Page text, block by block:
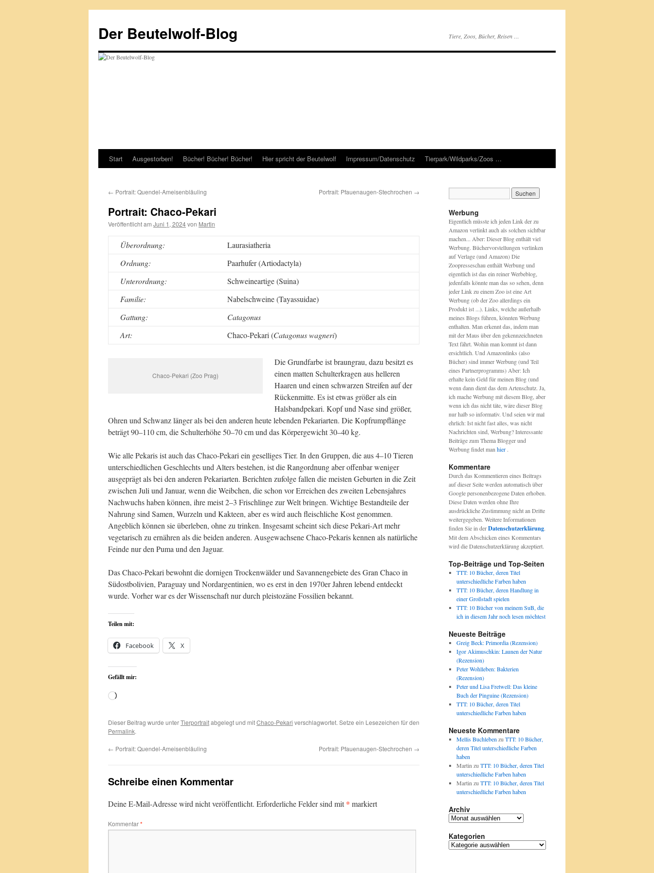
springen
Der Beutelwolf-Blog Tiere, Zoos, Bücher, Reisen …
Start Ausgestorben! Bücher! Bücher! Bücher! Hier spricht der Beutelwolf Impressum/Datenschutz Tierpark/Wildparks/Zoos …
← Portrait: Quendel-Ameisenbläuling Portrait: Pfauenaugen-Stechrochen →
Portrait: Chaco-Pekari
Veröffentlicht am Juni 1, 2024von Martin
Überordnung:
Laurasiatheria
Ordnung:
Paarhufer (Artiodactyla)
Unterordnung:
Schweineartige (Suina)
Familie:
Nabelschweine (Tayassuidae)
Gattung:
Catagonus
Art:
Chaco-Pekari (Catagonus wagneri)
Chaco-Pekari (Zoo Prag)
Die Grundfarbe ist braungrau, dazu besitzt es
einen matten Schulterkragen aus helleren
Haaren und einen schwarzen Streifen auf der
Rückenmitte. Es ist etwas größer als ein
Halsbandpekari. Kopf und Nase sind größer,
Ohren und Schwanz länger als bei den anderen heute lebenden Pekariarten. Die Kopfrumpflänge
beträgt 90–110 cm, die Schulterhöhe 50–70 cm und das Körpergewicht 30–40 kg.
Wie alle Pekaris ist auch das Chaco-Pekari ein geselliges Tier. In den Gruppen, die aus 4–10 Tieren
unterschiedlichen Geschlechts und Alters bestehen, ist die Rangordnung aber offenbar weniger
ausgeprägt als bei den anderen Pekariarten. Berichten zufolge fallen die meisten Geburten in die Zeit
zwischen Juli und Januar, wenn die Weibchen, die schon vor Erreichen des zweiten Lebensjahres
Nachwuchs haben können, ihre meist 2–3 Frischlinge zur Welt bringen. Wichtige Bestandteile der
Nahrung sind Samen, Wurzeln und Kakteen, aber es wird auch fleischliche Kost genommen.
Angeblich können sie überleben, ohne zu trinken. Insgesamt scheint sich diese Pekari-Art mehr
vegetarisch zu ernähren als die beiden anderen. Ausgewachsene Chaco-Pekaris kennen als natürliche
Feinde nur den Puma und den Jaguar.
Das Chaco-Pekari bewohnt die dornigen Trockenwälder und Savannengebiete des Gran Chaco in
Südostbolivien, Paraguay und Nordargentinien, wo es erst in den 1970er Jahren lebend entdeckt
wurde. Vorher war es der Wissenschaft nur durch pleistozäne Fossilien bekannt.
Teilen mit:
Facebook X
Gefällt mir:
Wird
Dieser Beitrag wurde unterTierportraitabgelegt und mitChaco-Pekari verschlagwortet. Setze ein Lesezeichen für den
Permalink.
← Portrait: Quendel-Ameisenbläuling Portrait: Pfauenaugen-Stechrochen →
Schreibe einen Kommentar
Deine E-Mail-Adresse wird nicht veröffentlicht. Erforderliche Felder sind mit* markiert
Kommentar*
Werbung
Eigentlich müsste ich jeden Link der zu
Amazon verlinkt auch als solchen sichtbar
machen... Aber: Dieser Blog enthält viel
Werbung. Büchervorstellungen verlinken
auf Verlage (und Amazon) Die
Zoopresseschau enthält Werbung und
eigentlich ist das ein reiner Werbeblog,
jedenfalls könnte man das so sehen, denn
jeder Link zu einem Zoo ist eine Art
Werbung (ob der Zoo allerdings ein
Produkt ist ...). Links, welche außerhalb
meines Blogs führen, könnten Werbung
enthalten. Man erkennt das, indem man
mit der Maus über den gekennzeichneten
Text fährt. Wohin man kommt ist dann
ersichtlich. Und Amazonlinks (also
Bücher) sind immer Werbung (und Teil
eines Partnerprogramms) Aber: Ich
erhalte kein Geld für meinen Blog (und
wenn dann dient das dem Artenschutz. Ja,
ich mache Werbung mit diesem Blog, aber
wenn ich das nicht täte, wäre dieser Blog
nur halb so informativ. Und seien wir mal
ehrlich: Ist nicht fast alles, was nicht
Nachrichten sind, Werbung? Interessante
Beiträge zum Thema Blogger und
Werbung findet man hier .
Kommentare
Durch das Kommentieren eines Beitrags
auf dieser Seite werden automatisch über
Google personenbezogene Daten erhoben.
Diese Daten werden ohne Ihre
ausdrückliche Zustimmung nicht an Dritte
weitergegeben. Weitere Informationen
finden Sie in derDatenschutzerklärung.
Mit dem Abschicken eines Kommentars
wird die Datenschutzerklärung akzeptiert.
Top-Beiträge und Top-Seiten
TTT: 10 Bücher, deren Titel
unterschiedliche Farben haben
TTT: 10 Bücher, deren Handlung in
einer Großstadt spielen
TTT: 10 Bücher von meinem SuB, die
ich in diesem Jahr noch lesen möchtest
Neueste Beiträge
Greig Beck: Primordia (Rezension)
Igor Akimuschkin: Launen der Natur
(Rezension)
Peter Wohlleben: Bakterien
(Rezension)
Peter und Lisa Fretwell: Das kleine
Buch der Pinguine (Rezension)
TTT: 10 Bücher, deren Titel
unterschiedliche Farben haben
Neueste Kommentare
Mellis Buchleben zu TTT: 10 Bücher,
deren Titel unterschiedliche Farben
haben
Martin zu TTT: 10 Bücher, deren Titel
unterschiedliche Farben haben
Martin zu TTT: 10 Bücher, deren Titel
unterschiedliche Farben haben
Archiv
Archiv
Kategorien
Kategorien